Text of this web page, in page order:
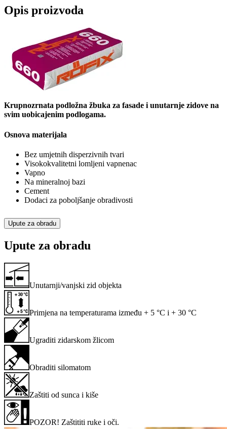
Opis proizvoda
Krupnozrnata podložna žbuka za fasade i unutarnje zidove na
svim uobicajenim podlogama.
Osnova materijala
Bez umjetnih disperzivnih tvari
Visokokvalitetni lomljeni vapnenac
Vapno
Na mineralnoj bazi
Cement
Dodaci za poboljšanje obradivosti
Upute za obradu
Upute za obradu
Unutarnji/vanjski zid objekta
Primjena na temperaturama između + 5 °C i + 30 °C
Ugraditi zidarskom žlicom
Obraditi silomatom
Zaštiti od sunca i kiše
POZOR! Zaštititi ruke i oči.